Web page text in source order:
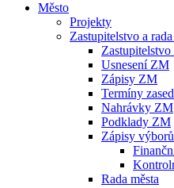
Město
Projekty
Zastupitelstvo a rada
Zastupitelstvo
Usnesení ZM
Zápisy ZM
Termíny
Nahrávky ZM
Podklady ZM
Zápisy
Rada města